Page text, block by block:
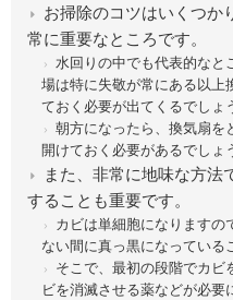
お掃除のコツはいくつか
常に重要なところです。
水回りの中でも代表的なと
場は特に失敬が常にある以上
ておく必要が出てくるでしょ
朝方になったら、換気扇を
開けておく必要があるでしょ
また、非常に地味な方法
することも重要です。
カビは単細胞になりますの
ない間に真っ黒になっている
そこで、最初の段階でカビ
ビを消滅させる薬などが必要